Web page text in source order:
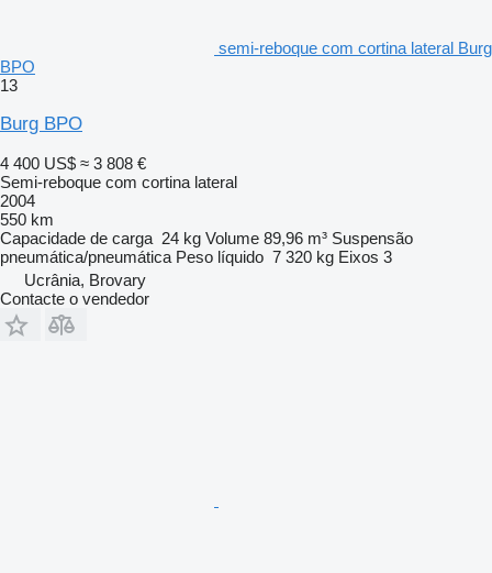
semi-reboque com cortina lateral Burg
BPO
13
Burg BPO
4 400 US$ ≈ 3 808 €
Semi-reboque com cortina lateral
2004
550 km
Capacidade de carga 24 kg Volume 89,96 m³ Suspensão
pneumática/pneumática Peso líquido 7 320 kg Eixos 3
Ucrânia, Brovary
Contacte o vendedor